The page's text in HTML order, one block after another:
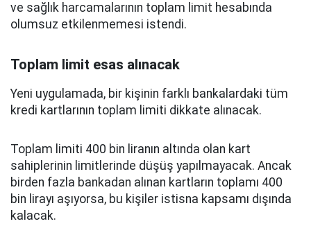
ve sağlık harcamalarının toplam limit hesabında
olumsuz etkilenmemesi istendi.
Toplam limit esas alınacak
Yeni uygulamada, bir kişinin farklı bankalardaki tüm
kredi kartlarının toplam limiti dikkate alınacak.
Toplam limiti 400 bin liranın altında olan kart
sahiplerinin limitlerinde düşüş yapılmayacak. Ancak
birden fazla bankadan alınan kartların toplamı 400
bin lirayı aşıyorsa, bu kişiler istisna kapsamı dışında
kalacak.